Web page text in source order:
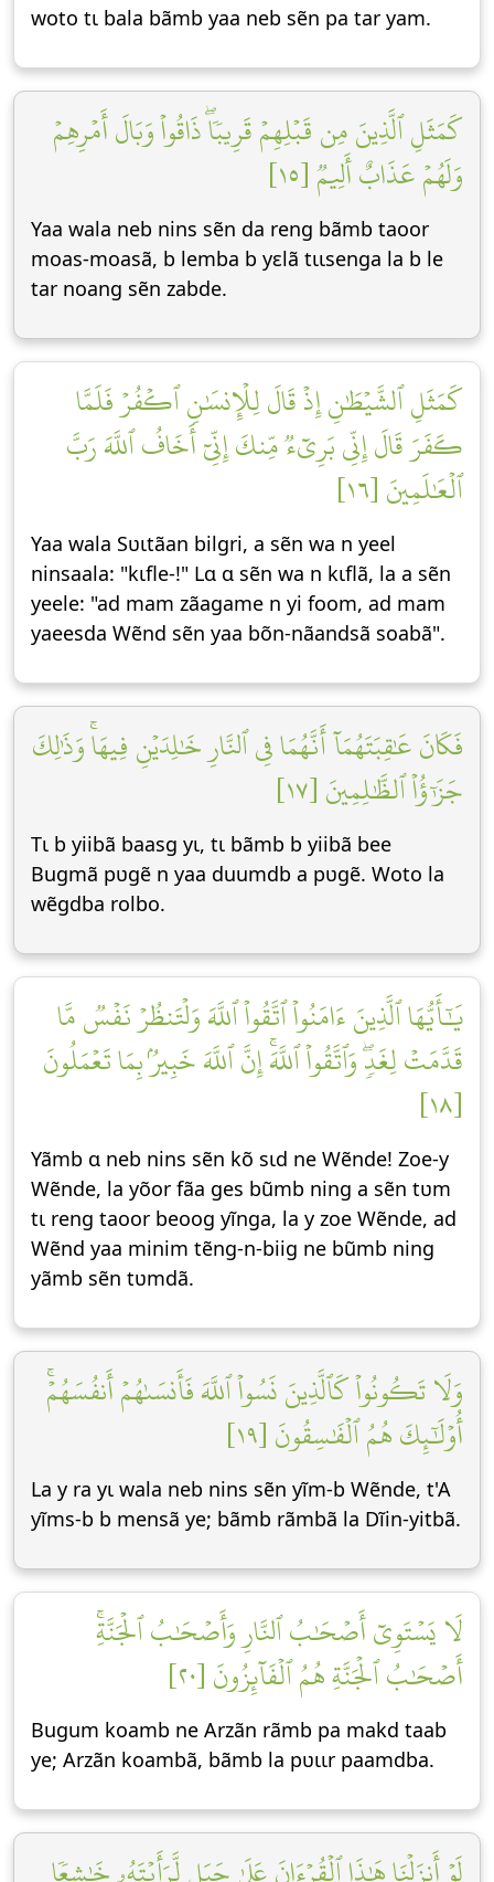
woto tɩ bala bãmb yaa neb sẽn pa tar yam.
كَمَثَلِ ٱلَّذِينَ مِن قَبۡلِهِمۡ قَرِيبٗاۖ ذَاقُواْ وَبَالَ أَمۡرِهِمۡ
وَلَهُمۡ عَذَابٌ أَلِيمٞ [١٥]
Yaa wala neb nins sẽn da reng bãmb taoor
moas-moasã, b lemba b yεlã tɩɩsenga la b le
tar noang sẽn zabde.
كَمَثَلِ ٱلشَّيۡطَٰنِ إِذۡ قَالَ لِلۡإِنسَٰنِ ٱكۡفُرۡ فَلَمَّا
كَفَرَ قَالَ إِنِّي بَرِيٓءٞ مِّنكَ إِنِّيٓ أَخَافُ ٱللَّهَ رَبَّ
ٱلۡعَٰلَمِينَ [١٦]
Yaa wala Sʋɩtãan bilgri, a sẽn wa n yeel
ninsaala: "kɩfle-!" Lɑ ɑ sẽn wa n kɩflã, la a sẽn
yeele: "ad mam zãagame n yi foom, ad mam
yaeesda Wẽnd sẽn yaa bõn-nãandsã soabã".
فَكَانَ عَٰقِبَتَهُمَآ أَنَّهُمَا فِي ٱلنَّارِ خَٰلِدَيۡنِ فِيهَاۚ وَذَٰلِكَ
جَزَٰٓؤُاْ ٱلظَّٰلِمِينَ [١٧]
Tɩ b yiibã baasg yɩ, tɩ bãmb b yiibã bee
Bugmã pʋgẽ n yaa duumdb a pʋgẽ. Woto la
wẽgdba rolbo.
يَٰٓأَيُّهَا ٱلَّذِينَ ءَامَنُواْ ٱتَّقُواْ ٱللَّهَ وَلۡتَنظُرۡ نَفۡسٞ مَّا
قَدَّمَتۡ لِغَدٖۖ وَٱتَّقُواْ ٱللَّهَۚ إِنَّ ٱللَّهَ خَبِيرُۢ بِمَا تَعۡمَلُونَ
[١٨]
Yãmb ɑ neb nins sẽn kõ sɩd ne Wẽnde! Zoe-y
Wẽnde, la yõor fãa ges bũmb ning a sẽn tʋm
tɩ reng taoor beoog yĩnga, la y zoe Wẽnde, ad
Wẽnd yaa minim tẽng-n-biig ne bũmb ning
yãmb sẽn tʋmdã.
وَلَا تَكُونُواْ كَٱلَّذِينَ نَسُواْ ٱللَّهَ فَأَنسَىٰهُمۡ أَنفُسَهُمۡۚ
أُوْلَٰٓئِكَ هُمُ ٱلۡفَٰسِقُونَ [١٩]
La y ra yɩ wala neb nins sẽn yĩm-b Wẽnde, t'A
yĩms-b b mensã ye; bãmb rãmbã la Dĩin-yitbã.
لَا يَسۡتَوِيٓ أَصۡحَٰبُ ٱلنَّارِ وَأَصۡحَٰبُ ٱلۡجَنَّةِۚ
أَصۡحَٰبُ ٱلۡجَنَّةِ هُمُ ٱلۡفَآئِزُونَ [٢٠]
Bugum koamb ne Arzãn rãmb pa makd taab
ye; Arzãn koambã, bãmb la pʋɩɩr paamdba.